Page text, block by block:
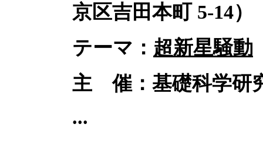
京区吉田本町 5-14）
テーマ： 超新星騒動
主 催：基礎科学研
...